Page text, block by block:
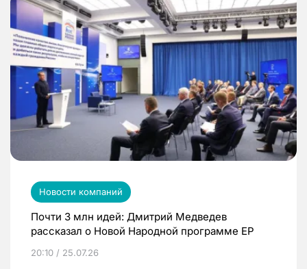
Новости компаний
Почти 3 млн идей: Дмитрий Медведев
рассказал о Новой Народной программе ЕР
20:10 / 25.07.26